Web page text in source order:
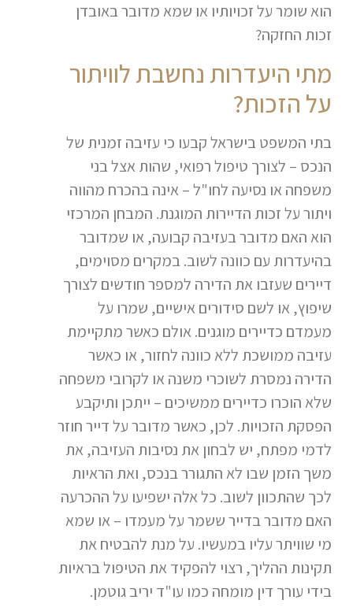
הוא שומר על זכויותיו או שמא מדובר באובדן
זכות החזקה?
מתי היעדרות נחשבת לוויתור
על הזכות?
בתי המשפט בישראל קבעו כי עזיבה זמנית של
הנכס – לצורך טיפול רפואי, שהות אצל בני
משפחה או נסיעה לחו"ל – אינה בהכרח מהווה
ויתור על זכות הדיירות המוגנת. המבחן המרכזי
הוא האם מדובר בעזיבה קבועה, או שמדובר
בהיעדרות עם כוונה לשוב. במקרים מסוימים,
דיירים שעזבו את הדירה למספר חודשים לצורך
שיפוץ, או לשם סידורים אישיים, שמרו על
מעמדם כדיירים מוגנים. אולם כאשר מתקיימת
עזיבה ממושכת ללא כוונה לחזור, או כאשר
הדירה נמסרת לשוכרי משנה או לקרובי משפחה
שלא הוכרו כדיירים ממשיכים – ייתכן ותיקבע
הפסקת הזכויות. לכן, כאשר מדובר על דייר חוזר
לדמי מפתח, יש לבחון את נסיבות העזיבה, את
משך הזמן שבו לא התגורר בנכס, ואת הראיות
לכך שהתכוון לשוב. כל אלה ישפיעו על ההכרעה
האם מדובר בדייר ששמר על מעמדו – או שמא
מי שוויתר עליו במעשיו. על מנת להבטיח את
תקינות ההליך, רצוי להפקיד את הטיפול בראיות
בידי עורך דין מומחה כמו עו"ד יריב גוטמן.